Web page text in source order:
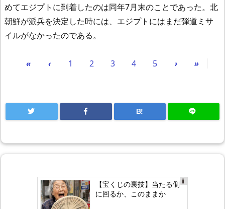
めてエジプトに到着したのは同年7月末のことであった。北
朝鮮が派兵を決定した時には、エジプトにはまだ弾道ミサ
イルがなかったのである。
« ‹ 1 2 3 4 5 › »
B!
【宝くじの裏技】当たる側
に回るか、このままか